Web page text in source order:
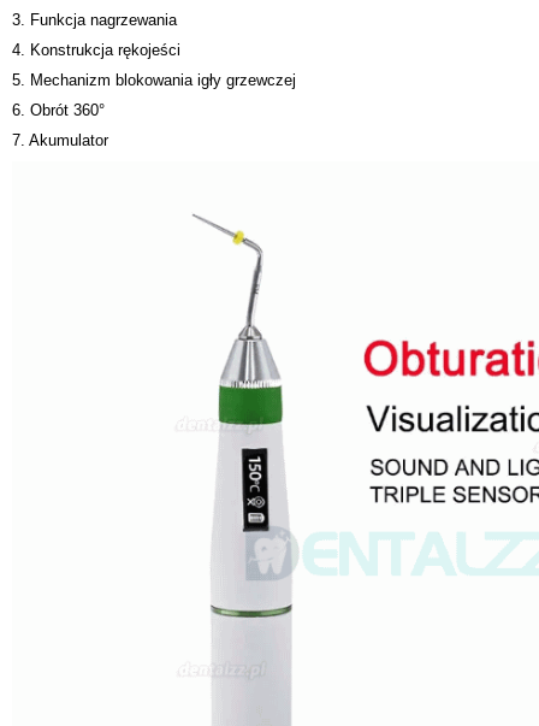
3. Funkcja nagrzewania
4. Konstrukcja rękojeści
5. Mechanizm blokowania igły grzewczej
6. Obrót 360°
7. Akumulator